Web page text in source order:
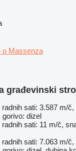
o Massenza
građevinski
sati: 3.587 m/č,
dizel
sati: 11 m/č,
sati: 7.063 m/č,